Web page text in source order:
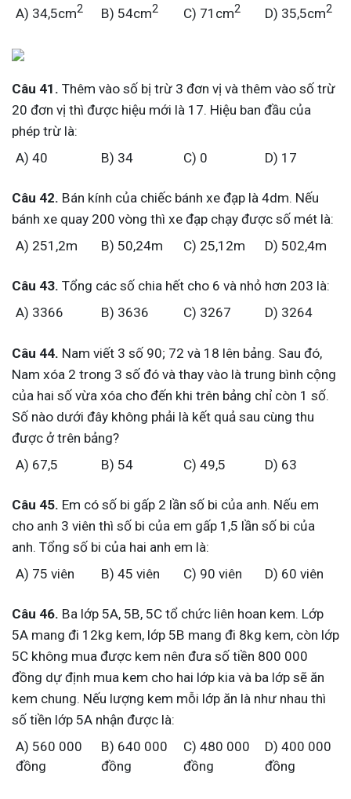
A) 34,5cm2 B) 54cm2 C) 71cm2 D) 35,5cm2
Câu 41. Thêm vào số bị trừ 3 đơn vị và thêm vào số trừ
20 đơn vị thì được hiệu mới là 17. Hiệu ban đầu của
phép trừ là:
A) 40
B) 34 C) 0 D) 17
Câu 42. Bán kính của chiếc bánh xe đạp là 4dm. Nếu
bánh xe quay 200 vòng thì xe đạp chạy được số mét là:
A) 251,2m
B) 50,24m C) 25,12m D) 502,4m
Câu 43. Tổng các số chia hết cho 6 và nhỏ hơn 203 là:
A) 3366
B) 3636 C) 3267 D) 3264
Câu 44. Nam viết 3 số 90; 72 và 18 lên bảng. Sau đó,
Nam xóa 2 trong 3 số đó và thay vào là trung bình cộng
của hai số vừa xóa cho đến khi trên bảng chỉ còn 1 số.
Số nào dưới đây không phải là kết quả sau cùng thu
được ở trên bảng?
A) 67,5
B) 54 C) 49,5 D) 63
Câu 45. Em có số bi gấp 2 lần số bi của anh. Nếu em
cho anh 3 viên thì số bi của em gấp 1,5 lần số bi của
anh. Tổng số bi của hai anh em là:
A) 75 viên
B) 45 viên C) 90 viên D) 60 viên
Câu 46. Ba lớp 5A, 5B, 5C tổ chức liên hoan kem. Lớp
5A mang đi 12kg kem, lớp 5B mang đi 8kg kem, còn lớp
5C không mua được kem nên đưa số tiền 800 000
đồng dự định mua kem cho hai lớp kia và ba lớp sẽ ăn
kem chung. Nếu lượng kem mỗi lớp ăn là như nhau thì
số tiền lớp 5A nhận được là:
A) 560 000
đồng
B) 640 000
đồng
C) 480 000
đồng
D) 400 000
đồng